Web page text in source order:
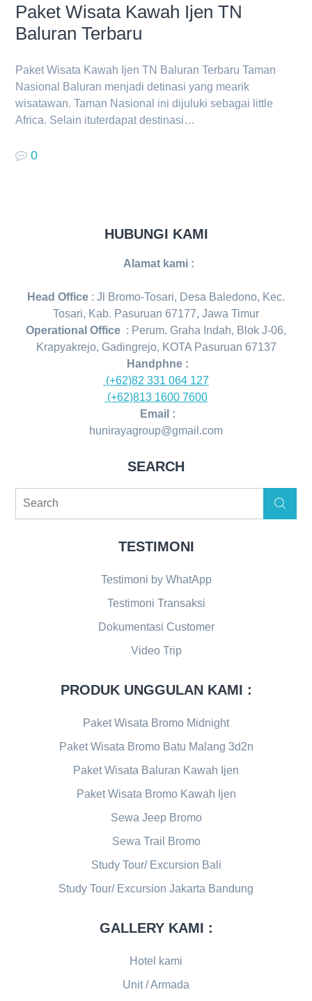
Paket Wisata Kawah Ijen TN
Baluran Terbaru
Paket Wisata Kawah Ijen TN Baluran Terbaru Taman
Nasional Baluran menjadi detinasi yang mearik
wisatawan. Taman Nasional ini dijuluki sebagai little
Africa. Selain ituterdapat destinasi…
0
HUBUNGI KAMI
Alamat kami :
Head Office : Jl Bromo-Tosari, Desa Baledono, Kec.
Tosari, Kab. Pasuruan 67177, Jawa Timur
Operational Office : Perum. Graha Indah, Blok J-06,
Krapyakrejo, Gadingrejo, KOTA Pasuruan 67137
Handphne :
(+62)82 331 064 127
(+62)813 1600 7600
Email :
hunirayagroup@gmail.com
SEARCH
Search
TESTIMONI
Testimoni by WhatApp
Testimoni Transaksi
Dokumentasi Customer
Video Trip
PRODUK UNGGULAN KAMI :
Paket Wisata Bromo Midnight
Paket Wisata Bromo Batu Malang 3d2n
Paket Wisata Baluran Kawah Ijen
Paket Wisata Bromo Kawah Ijen
Sewa Jeep Bromo
Sewa Trail Bromo
Study Tour/ Excursion Bali
Study Tour/ Excursion Jakarta Bandung
GALLERY KAMI :
Hotel kami
Unit / Armada